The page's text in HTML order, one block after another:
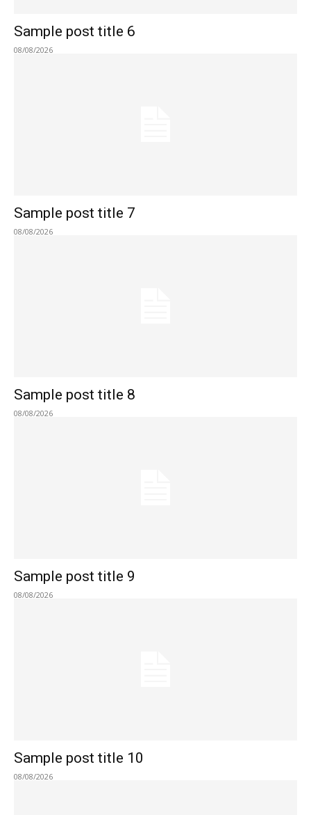
Sample post title 6
08/08/2026
Sample post title 7
08/08/2026
Sample post title 8
08/08/2026
Sample post title 9
08/08/2026
Sample post title 10
08/08/2026